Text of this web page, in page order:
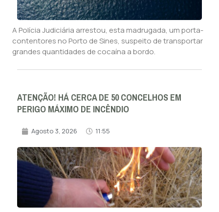
A Polícia Judiciária arrestou, esta madrugada, um porta-
contentores no Porto de Sines, suspeito de transportar
grandes quantidades de cocaína a bordo.
ATENÇÃO! HÁ CERCA DE 50 CONCELHOS EM
PERIGO MÁXIMO DE INCÊNDIO
Agosto 3, 2026 11:55